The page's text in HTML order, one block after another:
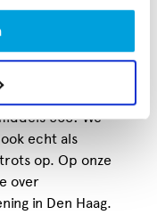
waarbij je
en heel
Daarnaast
waar de
In 2014
568! We
echt als
op. Op onze
over
in Den Haag.